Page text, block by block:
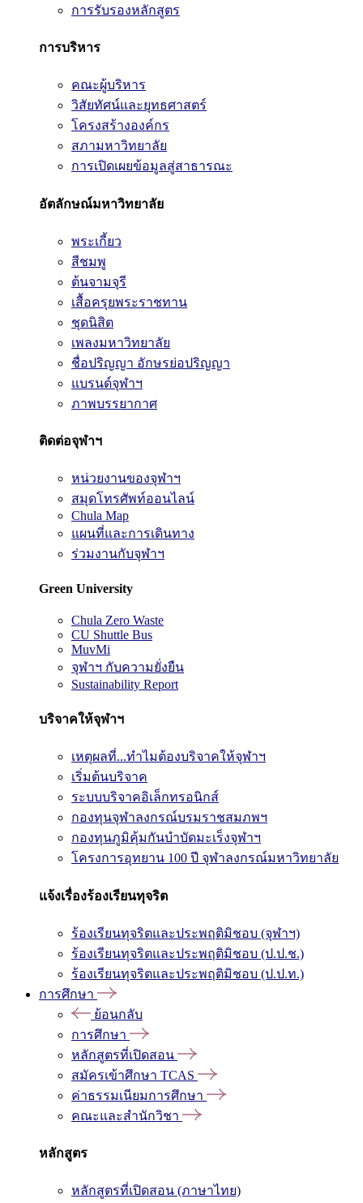
การรับรองหลักสูตร
การบริหาร
คณะผู้บริหาร
วิสัยทัศน์และยุทธศาสตร์
โครงสร้างองค์กร
สภามหาวิทยาลัย
การเปิดเผยข้อมูลสู่สาธารณะ
อัตลักษณ์มหาวิทยาลัย
พระเกี้ยว
สีชมพู
ต้นจามจุรี
เสื้อครุยพระราชทาน
ชุดนิสิต
เพลงมหาวิทยาลัย
ชื่อปริญญา อักษรย่อปริญญา
แบรนด์จุฬาฯ
ภาพบรรยากาศ
ติดต่อจุฬาฯ
หน่วยงานของจุฬาฯ
สมุดโทรศัพท์ออนไลน์
Chula Map
แผนที่และการเดินทาง
ร่วมงานกับจุฬาฯ
Green University
Chula Zero Waste
CU Shuttle Bus
MuvMi
จุฬาฯ กับความยั่งยืน
Sustainability Report
บริจาคให้จุฬาฯ
เหตุผลที่...ทำไมต้องบริจาคให้จุฬาฯ
เริ่มต้นบริจาค
ระบบบริจาคอิเล็กทรอนิกส์
กองทุนจุฬาลงกรณ์บรมราชสมภพฯ
กองทุนภูมิคุ้มกันบำบัดมะเร็งจุฬาฯ
โครงการอุทยาน 100 ปี จุฬาลงกรณ์มหาวิทยาลัย
แจ้งเรื่องร้องเรียนทุจริต
ร้องเรียนทุจริตและประพฤติมิชอบ (จุฬาฯ)
ร้องเรียนทุจริตและประพฤติมิชอบ (ป.ป.ช.)
ร้องเรียนทุจริตและประพฤติมิชอบ (ป.ป.ท.)
การศึกษา
ย้อนกลับ
การศึกษา
หลักสูตรที่เปิดสอน
สมัครเข้าศึกษา TCAS
ค่าธรรมเนียมการศึกษา
คณะและสำนักวิชา
หลักสูตร
หลักสูตรที่เปิดสอน (ภาษาไทย)